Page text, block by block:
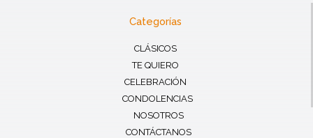
Categorías
CLÁSICOS
TE QUIERO
CELEBRACIÓN
CONDOLENCIAS
NOSOTROS
CONTÁCTANOS